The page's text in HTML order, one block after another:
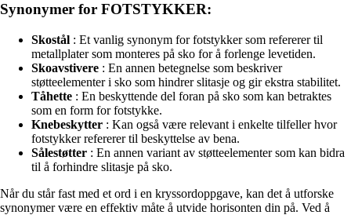
Synonymer for FOTSTYKKER:
Skostål : Et vanlig synonym for fotstykker som refererer til
metallplater som monteres på sko for å forlenge levetiden.
Skoavstivere : En annen betegnelse som beskriver
støtteelementer i sko som hindrer slitasje og gir ekstra stabilitet.
Tåhette : En beskyttende del foran på sko som kan betraktes
som en form for fotstykke.
Knebeskytter : Kan også være relevant i enkelte tilfeller hvor
fotstykker refererer til beskyttelse av bena.
Sålestøtter : En annen variant av støtteelementer som kan bidra
til å forhindre slitasje på sko.
Når du står fast med et ord i en kryssordoppgave, kan det å utforske
synonymer være en effektiv måte å utvide horisonten din på. Ved å